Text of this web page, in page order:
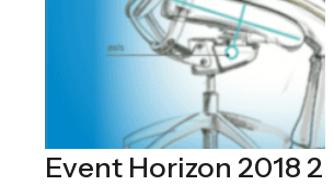
Event Horizon 2018 2